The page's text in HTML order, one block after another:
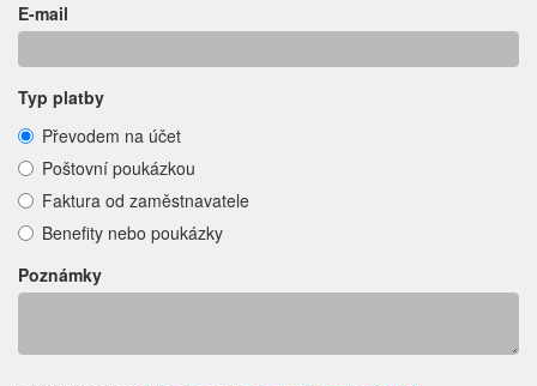
E-mail
Typ platby
Převodem na účet
Poštovní poukázkou
Faktura od zaměstnavatele
Benefity nebo poukázky
Poznámky